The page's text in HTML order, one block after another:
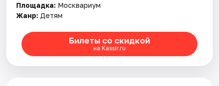
Площадка: Москвариум
Жанр: Детям
Билеты со скидкой
на Kassir.ru